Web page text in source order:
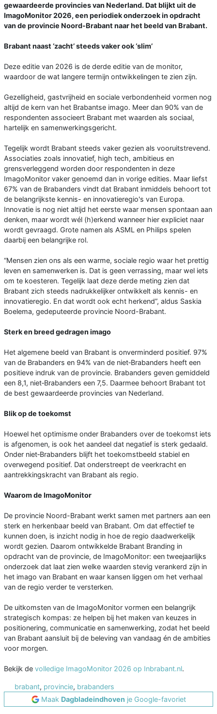
gewaardeerde provincies van Nederland. Dat blijkt uit de
ImagoMonitor 2026, een periodiek onderzoek in opdracht
van de provincie Noord-Brabant naar het beeld van Brabant.
Brabant naast ‘zacht’ steeds vaker ook ‘slim’
Deze editie van 2026 is de derde editie van de monitor,
waardoor de wat langere termijn ontwikkelingen te zien zijn.
Gezelligheid, gastvrijheid en sociale verbondenheid vormen nog
altijd de kern van het Brabantse imago. Meer dan 90% van de
respondenten associeert Brabant met waarden als sociaal,
hartelijk en samenwerkingsgericht.
Tegelijk wordt Brabant steeds vaker gezien als vooruitstrevend.
Associaties zoals innovatief, high tech, ambitieus en
grensverleggend worden door respondenten in deze
ImagoMonitor vaker genoemd dan in vorige edities. Maar liefst
67% van de Brabanders vindt dat Brabant inmiddels behoort tot
de belangrijkste kennis- en innovatieregio's van Europa.
Innovatie is nog niet altijd het eerste waar mensen spontaan aan
denken, maar wordt wél (h)erkend wanneer hier expliciet naar
wordt gevraagd. Grote namen als ASML en Philips spelen
daarbij een belangrijke rol.
“Mensen zien ons als een warme, sociale regio waar het prettig
leven en samenwerken is. Dat is geen verrassing, maar wel iets
om te koesteren. Tegelijk laat deze derde meting zien dat
Brabant zich steeds nadrukkelijker ontwikkelt als kennis- en
innovatieregio. En dat wordt ook echt herkend”, aldus Saskia
Boelema, gedeputeerde provincie Noord-Brabant.
Sterk en breed gedragen imago
Het algemene beeld van Brabant is onverminderd positief. 97%
van de Brabanders en 94% van de niet‑Brabanders heeft een
positieve indruk van de provincie. Brabanders geven gemiddeld
een 8,1, niet‑Brabanders een 7,5. Daarmee behoort Brabant tot
de best gewaardeerde provincies van Nederland.
Blik op de toekomst
Hoewel het optimisme onder Brabanders over de toekomst iets
is afgenomen, is ook het aandeel dat negatief is sterk gedaald.
Onder niet‑Brabanders blijft het toekomstbeeld stabiel en
overwegend positief. Dat onderstreept de veerkracht en
aantrekkingskracht van Brabant als regio.
Waarom de ImagoMonitor
De provincie Noord-Brabant werkt samen met partners aan een
sterk en herkenbaar beeld van Brabant. Om dat effectief te
kunnen doen, is inzicht nodig in hoe de regio daadwerkelijk
wordt gezien. Daarom ontwikkelde Brabant Branding in
opdracht van de provincie, de ImagoMonitor: een tweejaarlijks
onderzoek dat laat zien welke waarden stevig verankerd zijn in
het imago van Brabant en waar kansen liggen om het verhaal
van de regio verder te versterken.
De uitkomsten van de ImagoMonitor vormen een belangrijk
strategisch kompas: ze helpen bij het maken van keuzes in
positionering, communicatie en samenwerking, zodat het beeld
van Brabant aansluit bij de beleving van vandaag én de ambities
voor morgen.
Bekijk de volledige ImagoMonitor 2026 op Inbrabant.nl.
brabant, provincie, brabanders
Maak Dagbladeindhoven je Google-favoriet